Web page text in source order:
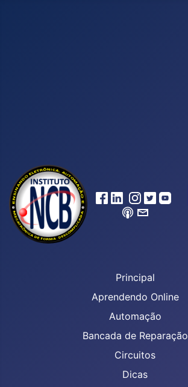
Principal
Aprendendo Online
Automação
Bancada de Reparação
Circuitos
Dicas